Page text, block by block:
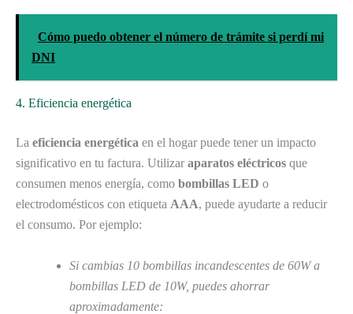
Cómo puedo obtener el número de trámite si perdí mi
DNI
4. Eficiencia energética
La eficiencia energética en el hogar puede tener un impacto
significativo en tu factura. Utilizar aparatos eléctricos que
consumen menos energía, como bombillas LED o
electrodomésticos con etiqueta AAA, puede ayudarte a reducir
el consumo. Por ejemplo:
Si cambias 10 bombillas incandescentes de 60W a
bombillas LED de 10W, puedes ahorrar
aproximadamente: